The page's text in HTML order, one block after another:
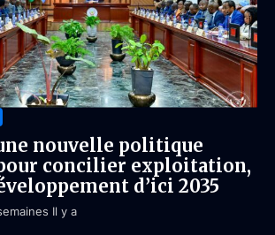
nouvelle politique
concilier exploitation,
d’ici 2035
Il y a